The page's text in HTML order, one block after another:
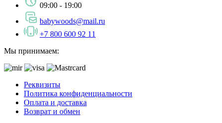
09:00 - 19:00
babywoods@mail.ru
+7 800 600 92 11
Мы принимаем:
Реквизиты
Политика конфиденциальности
Оплата и доставка
Возврат и обмен